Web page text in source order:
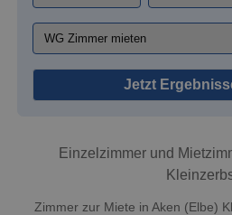
Jetzt
Einzelzimmer und
Zimmer zur Miete in Aken (Elbe)